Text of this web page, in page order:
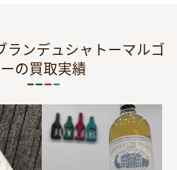
ランデュシャトーマルゴ
ーの買取実績